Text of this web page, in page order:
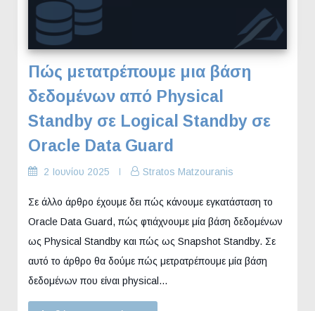
Πώς μετατρέπουμε μια βάση
δεδομένων από Physical
Standby σε Logical Standby σε
Oracle Data Guard
2 Ιουνίου 2025 Stratos Matzouranis
Σε άλλο άρθρο έχουμε δει πώς κάνουμε εγκατάσταση το
Oracle Data Guard, πώς φτιάχνουμε μία βάση δεδομένων
ως Physical Standby και πώς ως Snapshot Standby. Σε
αυτό το άρθρο θα δούμε πώς μετρατρέπουμε μία βάση
δεδομένων που είναι physical…